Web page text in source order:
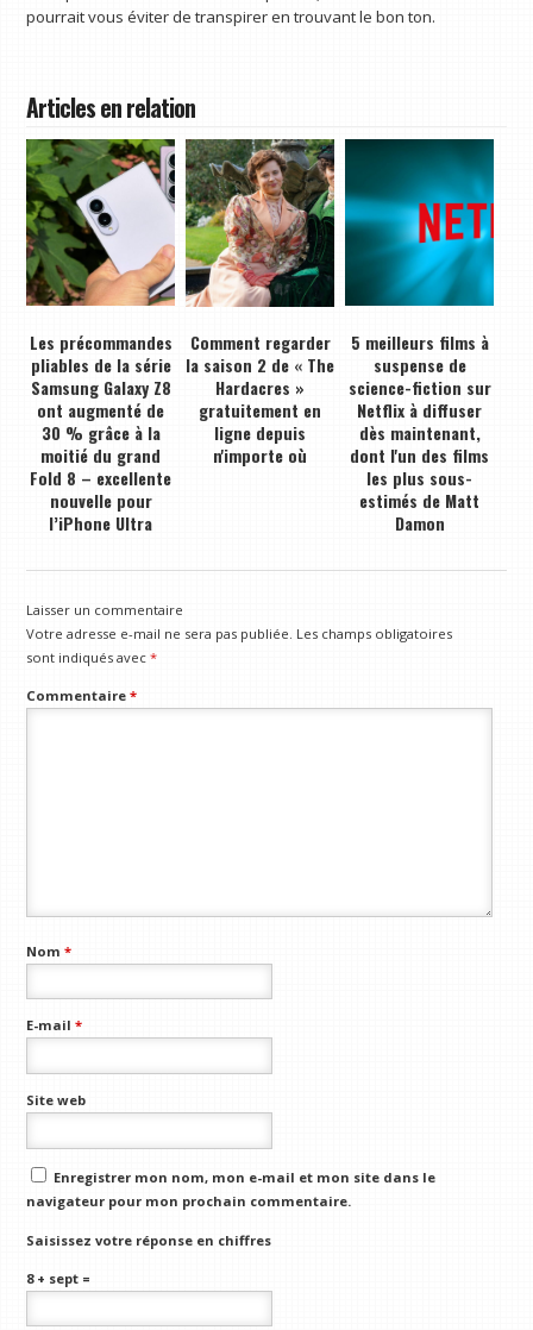
pourrait vous éviter de transpirer en trouvant le bon ton.
Articles en relation
Les précommandes
pliables de la série
Samsung Galaxy Z8
ont augmenté de
30 % grâce à la
moitié du grand
Fold 8 – excellente
nouvelle pour
l’iPhone Ultra
Comment regarder
la saison 2 de « The
Hardacres »
gratuitement en
ligne depuis
n'importe où
5 meilleurs films à
suspense de
science-fiction sur
Netflix à diffuser
dès maintenant,
dont l'un des films
les plus sous-
estimés de Matt
Damon
Laisser un commentaire
Votre adresse e-mail ne sera pas publiée. Les champs obligatoires
sont indiqués avec*
Commentaire*
Nom*
E-mail*
Site web
Enregistrer mon nom, mon e-mail et mon site dans le
navigateur pour mon prochain commentaire.
Saisissez votre réponse en chiffres
8 + sept =